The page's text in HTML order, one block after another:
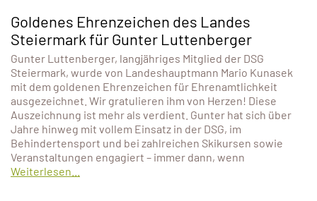
Goldenes Ehrenzeichen des Landes
Steiermark für Gunter Luttenberger
Gunter Luttenberger, langjähriges Mitglied der DSG
Steiermark, wurde von Landeshauptmann Mario Kunasek
mit dem goldenen Ehrenzeichen für Ehrenamtlichkeit
ausgezeichnet. Wir gratulieren ihm von Herzen! Diese
Auszeichnung ist mehr als verdient. Gunter hat sich über
Jahre hinweg mit vollem Einsatz in der DSG, im
Behindertensport und bei zahlreichen Skikursen sowie
Veranstaltungen engagiert – immer dann, wenn
Weiterlesen...